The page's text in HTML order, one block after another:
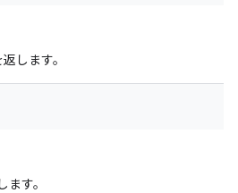
します。
す。